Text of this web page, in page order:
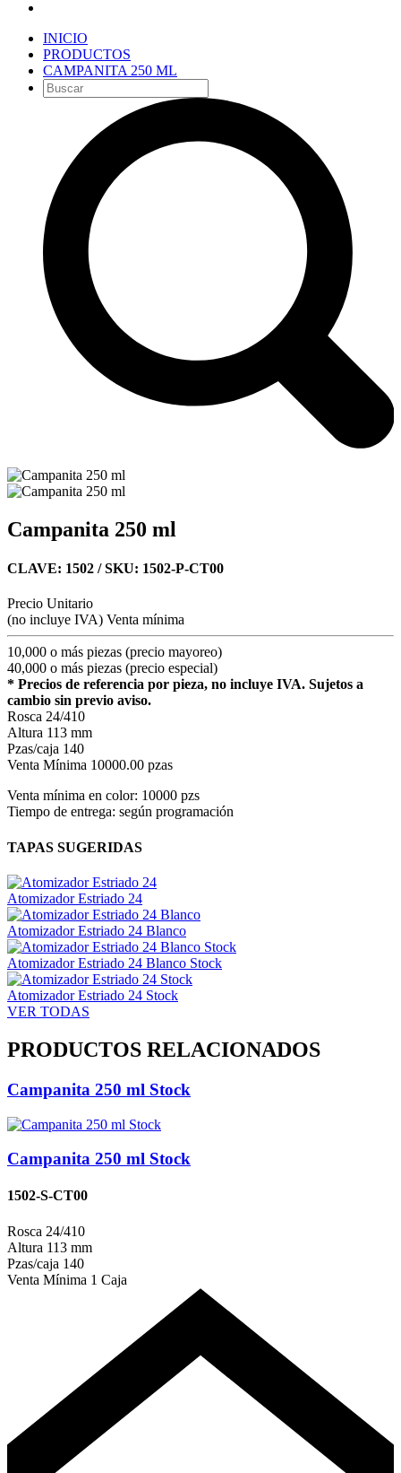
INICIO
PRODUCTOS
CAMPANITA 250 ML
Campanita 250 ml
CLAVE: 1502 / SKU: 1502-P-CT00
Precio Unitario
(no incluye IVA) Venta mínima
10,000 o más piezas (precio mayoreo)
40,000 o más piezas (precio especial)
* Precios de referencia por pieza, no incluye IVA. Sujetos a
cambio sin previo aviso.
Rosca 24/410
Altura 113 mm
Pzas/caja 140
Venta Mínima 10000.00 pzas
Venta mínima en color: 10000 pzs
Tiempo de entrega: según programación
TAPAS SUGERIDAS
Atomizador Estriado 24
Atomizador Estriado 24 Blanco
Atomizador Estriado 24 Blanco Stock
Atomizador Estriado 24 Stock
VER TODAS
PRODUCTOS RELACIONADOS
Campanita 250 ml Stock
Campanita 250 ml Stock
1502-S-CT00
Rosca 24/410
Altura 113 mm
Pzas/caja 140
Venta Mínima 1 Caja